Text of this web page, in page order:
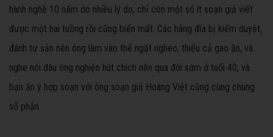
hành nghề 10 năm do nhiều lý do, chỉ còn một số ít soạn giả viết
được một hai tuồng rồi cũng biến mẩt. Các hãng đĩa bị kiểm duyệt,
đánh tư sản nên ông lâm vào thế ngặt ngheo, thiếu cả gao ăn, và
nghe nói đâu ông nghiện hút chích nên qua đời sớm ở tuổi 40, và
bạn ăn ý hợp soạn với ông soạn giả Hoàng Việt cũng cùng chung
số phận.